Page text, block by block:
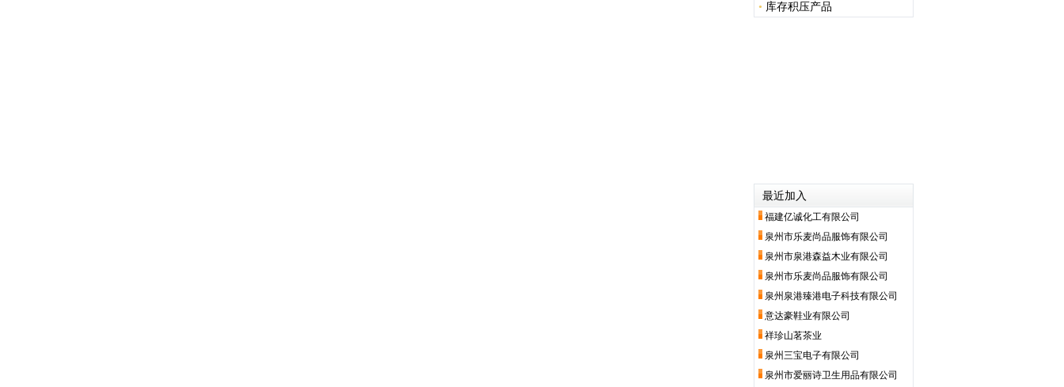
• 库存积压产品
最近加入
福建亿诚化工有限公司
泉州市乐麦尚品服饰有限公司
泉州市泉港森益木业有限公司
泉州市乐麦尚品服饰有限公司
泉州泉港臻港电子科技有限公司
意达豪鞋业有限公司
祥珍山茗茶业
泉州三宝电子有限公司
泉州市爱丽诗卫生用品有限公司